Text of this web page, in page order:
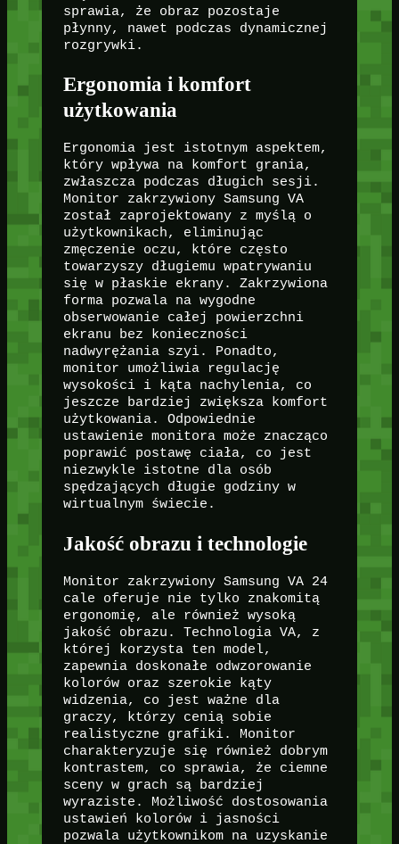
sprawia, że obraz pozostaje
płynny, nawet podczas dynamicznej
rozgrywki.
Ergonomia i komfort
użytkowania
Ergonomia jest istotnym aspektem,
który wpływa na komfort grania,
zwłaszcza podczas długich sesji.
Monitor zakrzywiony Samsung VA
został zaprojektowany z myślą o
użytkownikach, eliminując
zmęczenie oczu, które często
towarzyszy długiemu wpatrywaniu
się w płaskie ekrany. Zakrzywiona
forma pozwala na wygodne
obserwowanie całej powierzchni
ekranu bez konieczności
nadwyrężania szyi. Ponadto,
monitor umożliwia regulację
wysokości i kąta nachylenia, co
jeszcze bardziej zwiększa komfort
użytkowania. Odpowiednie
ustawienie monitora może znacząco
poprawić postawę ciała, co jest
niezwykle istotne dla osób
spędzających długie godziny w
wirtualnym świecie.
Jakość obrazu i technologie
Monitor zakrzywiony Samsung VA 24
cale oferuje nie tylko znakomitą
ergonomię, ale również wysoką
jakość obrazu. Technologia VA, z
której korzysta ten model,
zapewnia doskonałe odwzorowanie
kolorów oraz szerokie kąty
widzenia, co jest ważne dla
graczy, którzy cenią sobie
realistyczne grafiki. Monitor
charakteryzuje się również dobrym
kontrastem, co sprawia, że ciemne
sceny w grach są bardziej
wyraziste. Możliwość dostosowania
ustawień kolorów i jasności
pozwala użytkownikom na uzyskanie